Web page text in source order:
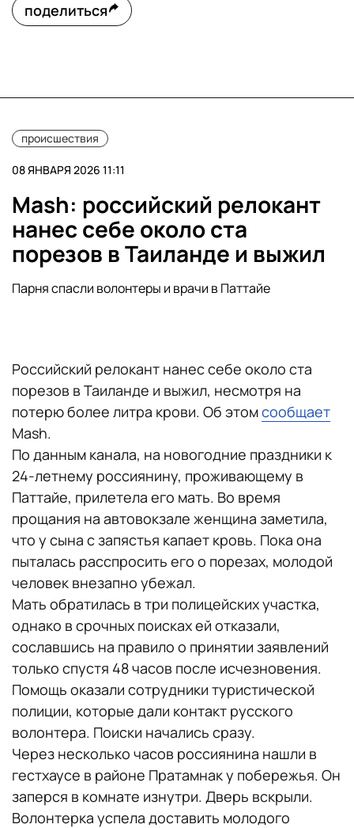
поделиться
происшествия
08 ЯНВАРЯ 2026 11:11
Mash: российский релокант
нанес себе около ста
порезов в Таиланде и выжил
Парня спасли волонтеры и врачи в Паттайе
Российский релокант нанес себе около ста
порезов в Таиланде и выжил, несмотря на
потерю более литра крови. Об этомсообщает
Mash.
По данным канала, на новогодние праздники к
24-летнему россиянину, проживающему в
Паттайе, прилетела его мать. Во время
прощания на автовокзале женщина заметила,
что у сына с запястья капает кровь. Пока она
пыталась расспросить его о порезах, молодой
человек внезапно убежал.
Мать обратилась в три полицейских участка,
однако в срочных поисках ей отказали,
сославшись на правило о принятии заявлений
только спустя 48 часов после исчезновения.
Помощь оказали сотрудники туристической
полиции, которые дали контакт русского
волонтера. Поиски начались сразу.
Через несколько часов россиянина нашли в
гестхаусе в районе Пратамнак у побережья. Он
заперся в комнате изнутри. Дверь вскрыли.
Волонтерка успела доставить молодого